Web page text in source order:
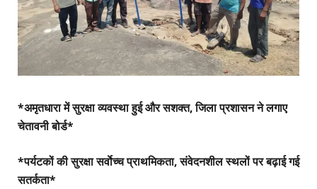
*अमृतधारा में सुरक्षा व्यवस्था हुई और सशक्त, जिला प्रशासन ने लगाए
चेतावनी बोर्ड*
*पर्यटकों की सुरक्षा सर्वाेच्च प्राथमिकता, संवेदनशील स्थलों पर बढ़ाई गई
सतर्कता*